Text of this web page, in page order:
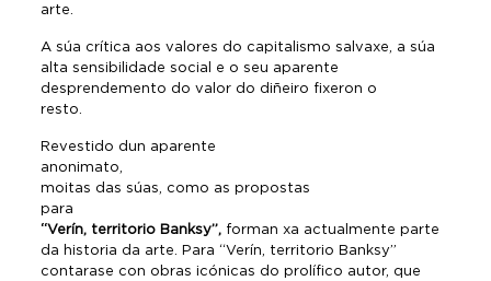
arte.
A súa crítica aos valores do capitalismo salvaxe, a súa
alta sensibilidade social e o seu aparente
desprendemento do valor do diñeiro fixeron o
resto.
Revestido dun aparente
anonimato,
moitas das súas, como as propostas
para
“Verín, territorio Banksy”, forman xa actualmente parte
da historia da arte. Para “Verín, territorio Banksy”
contarase con obras icónicas do prolífico autor, que